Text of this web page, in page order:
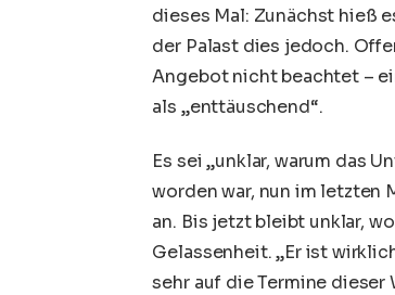
dieses Mal: Zunächst hieß
der Palast dies jedoch.
Angebot nicht beachtet –
als „enttäuschend“.
Es sei „unklar, warum das
worden war, nun im letzten
an. Bis jetzt bleibt unklar,
Gelassenheit. „Er ist
sehr auf die Termine dieser